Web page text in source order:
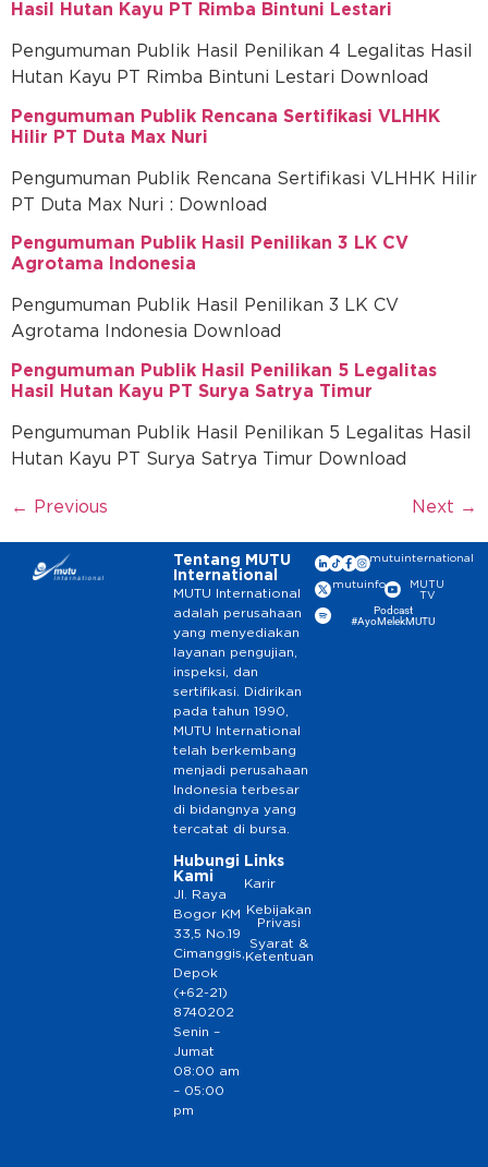
Hasil Hutan Kayu PT Rimba Bintuni Lestari
Pengumuman Publik Hasil Penilikan 4 Legalitas Hasil
Hutan Kayu PT Rimba Bintuni Lestari Download
Pengumuman Publik Rencana Sertifikasi VLHHK
Hilir PT Duta Max Nuri
Pengumuman Publik Rencana Sertifikasi VLHHK Hilir
PT Duta Max Nuri : Download
Pengumuman Publik Hasil Penilikan 3 LK CV
Agrotama Indonesia
Pengumuman Publik Hasil Penilikan 3 LK CV
Agrotama Indonesia Download
Pengumuman Publik Hasil Penilikan 5 Legalitas
Hasil Hutan Kayu PT Surya Satrya Timur
Pengumuman Publik Hasil Penilikan 5 Legalitas Hasil
Hutan Kayu PT Surya Satrya Timur Download
← Previous Next →
Tentang MUTU
International
MUTU International
adalah perusahaan
yang menyediakan
layanan pengujian,
inspeksi, dan
sertifikasi. Didirikan
pada tahun 1990,
MUTU International
telah berkembang
menjadi perusahaan
Indonesia terbesar
di bidangnya yang
tercatat di bursa.
Hubungi
Kami
Jl. Raya
Bogor KM
33,5 No.19
Cimanggis,
Depok
(+62-21)
8740202
Senin –
Jumat
08:00 am
– 05:00
pm
Links
Karir
Kebijakan
Privasi
Syarat &
Ketentuan
mutuinternational
mutuinfo
MUTU
TV
Podcast
#AyoMelekMUTU